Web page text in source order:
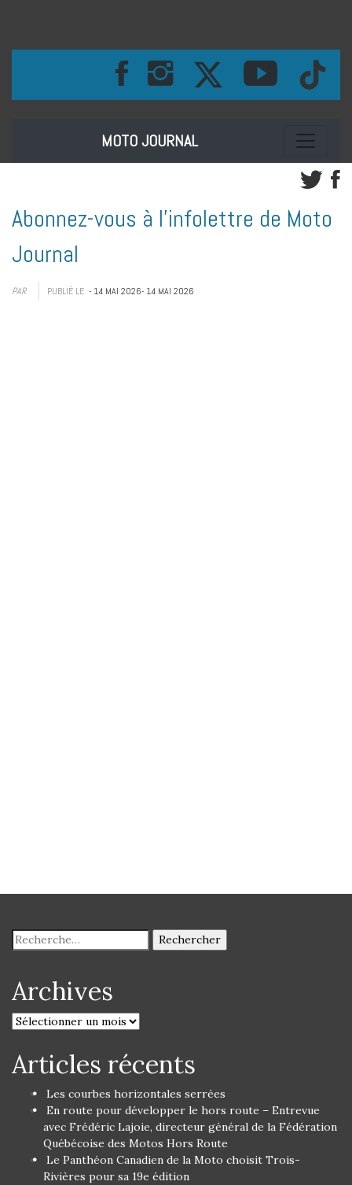
MOTO JOURNAL Toggle
Abonnez-vous à l’infolettre de Moto
Journal
PAR PUBLIÉ LE - 14 MAI 2026- 14 MAI 2026
Archives
Articles récents
Les courbes horizontales serrées
En route pour développer le hors route – Entrevue
avec Frédéric Lajoie, directeur général de la Fédération
Québécoise des Motos Hors Route
Le Panthéon Canadien de la Moto choisit Trois-
Rivières pour sa 19e édition